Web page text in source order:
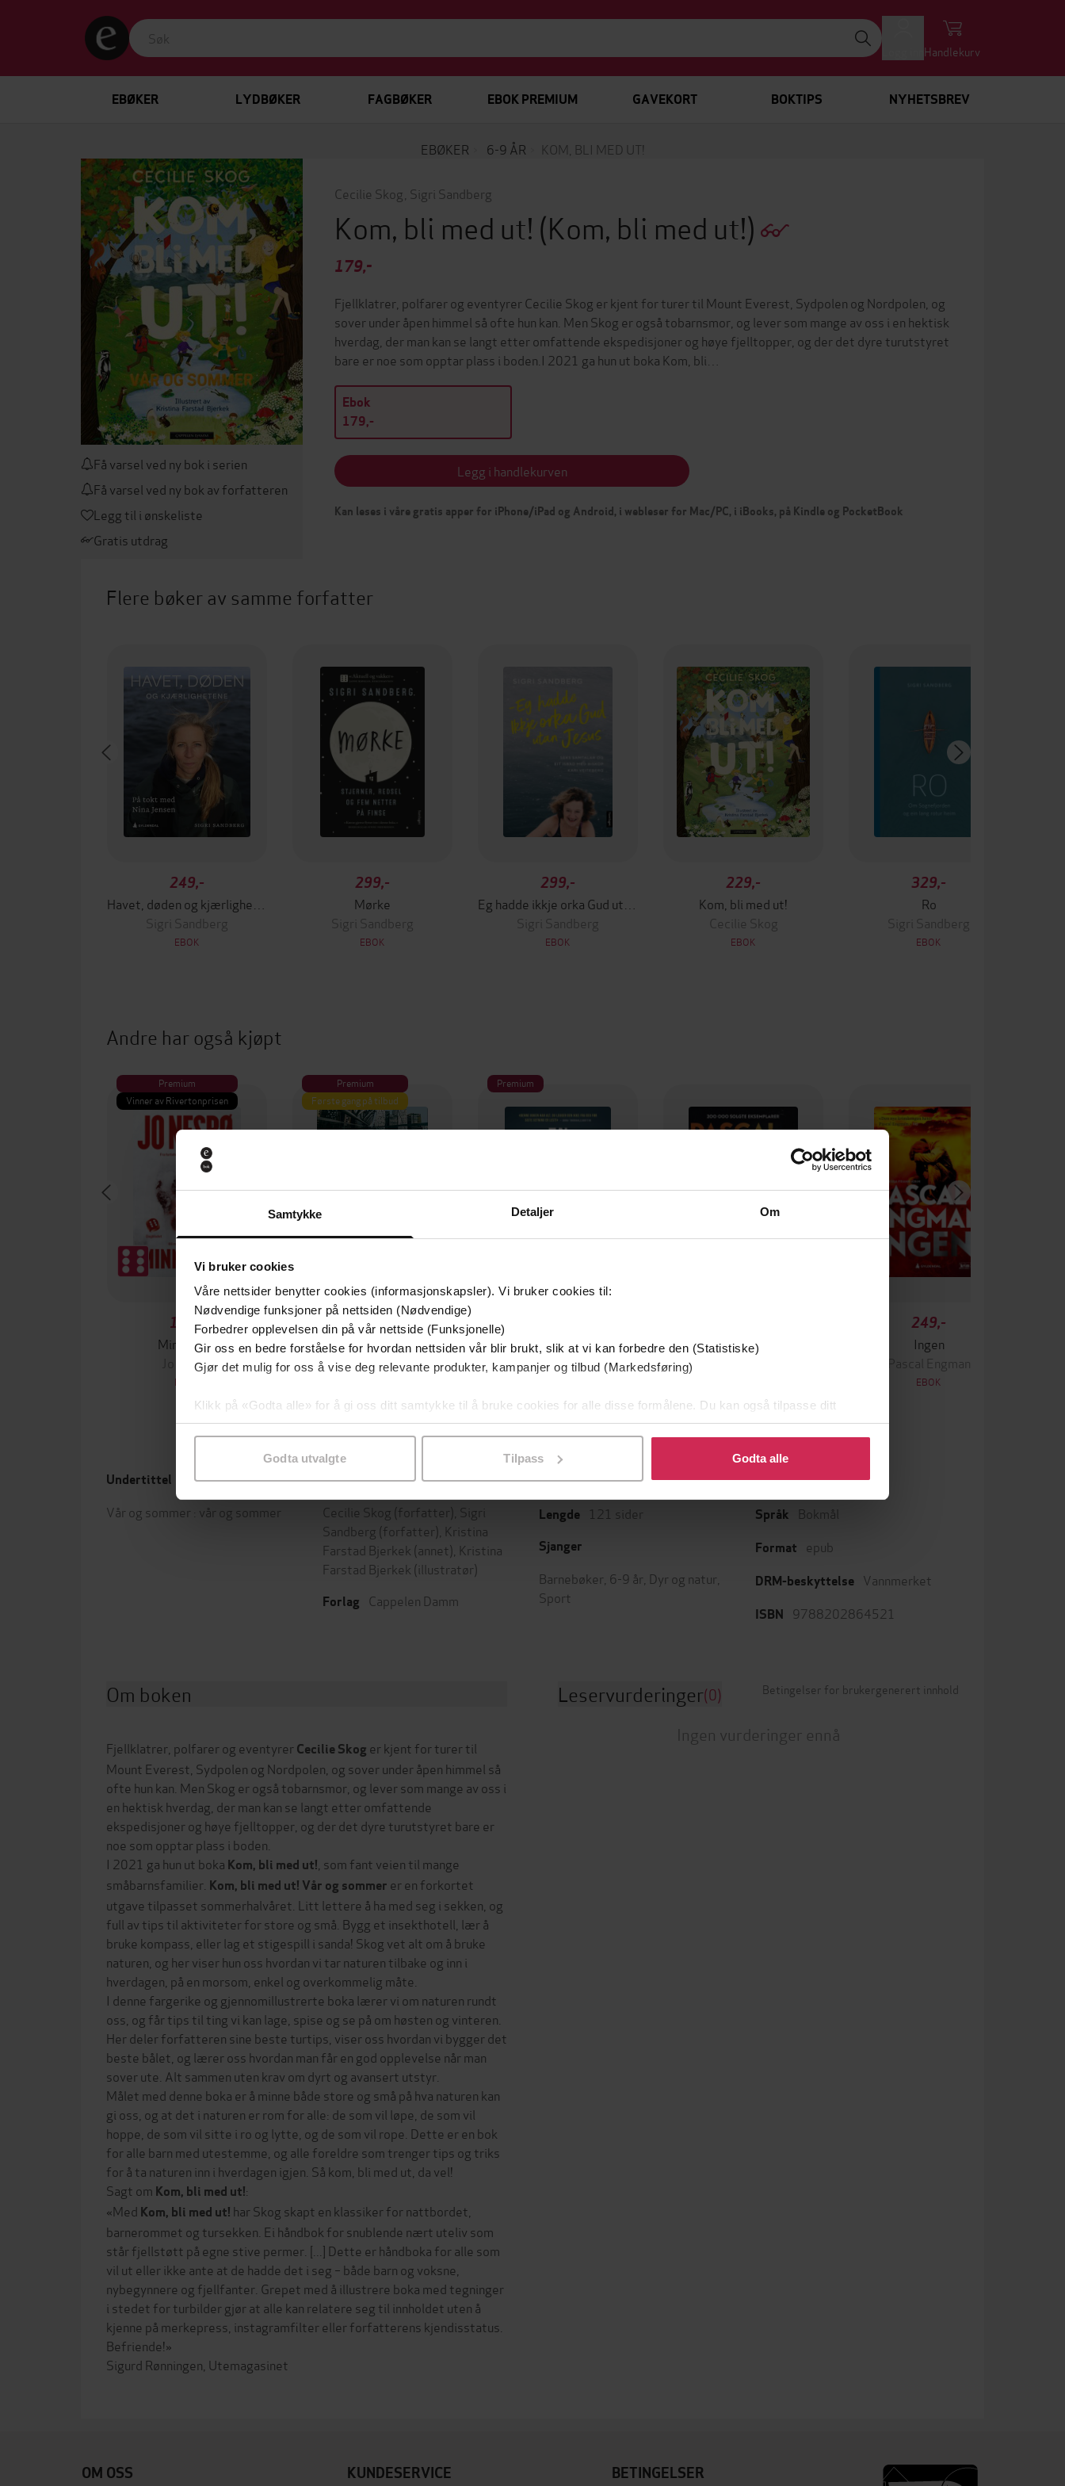
Samtykke Detaljer Om
Vi bruker cookies
Våre nettsider benytter cookies (informasjonskapsler). Vi bruker cookies til:
Nødvendige funksjoner på nettsiden (Nødvendige)
Forbedrer opplevelsen din på vår nettside (Funksjonelle)
Gir oss en bedre forståelse for hvordan nettsiden vår blir brukt, slik at vi kan forbedre den (Statistiske)
Gjør det mulig for oss å vise deg relevante produkter, kampanjer og tilbud (Markedsføring)
Klikk på «Godta alle» for å gi oss ditt samtykke til å bruke cookies for alle disse formålene. Du kan også tilpasse ditt
samtykke til spesifikke formål ved å klikke på «Tilpass». Du kan når som helst trekke tilbake eller endre ditt samtykke.
Godta utvalgte Tilpass Godta alle
Handlekurv
EBØKER LYDBØKER FAGBØKER EBOK PREMIUM GAVEKORT BOKTIPS NYHETSBREV
EBØKER 6-9 ÅR KOM, BLI MED UT!
Få varsel ved ny bok i serien
Få varsel ved ny bok av forfatteren
Legg til i ønskeliste
Gratis utdrag
Cecilie Skog Sigri Sandberg
Kom, bli med ut! (Kom, bli med ut!)
179,-
Fjellklatrer, polfarer og eventyrer Cecilie Skog er kjent for turer til Mount Everest, Sydpolen og Nordpolen, og
sover under åpen himmel så ofte hun kan. Men Skog er også tobarnsmor, og lever som mange av oss i en hektisk
hverdag, der man kan se langt etter omfattende ekspedisjoner og høye fjelltopper, og der det dyre turutstyret
bare er noe som opptar plass i boden.I 2021 ga hun ut boka Kom, bli…
Ebok
179,-
Legg i handlekurven
Kan leses i våre gratis apper for iPhone/iPad og Android, i webleser for Mac/PC, i iBooks, på Kindle og PocketBook
Flere bøker av samme forfatter
249,-
Sigri Sandberg
EBOK
299,-
Mørke
Sigri Sandberg
EBOK
299,-
Sigri Sandberg
EBOK
229,-
Kom, bli med ut!
Cecilie Skog
EBOK
329,-
Ro
Sigri Sandberg
EBOK
Andre har også kjøpt
Premium
Vinner av Rivertonprisen
199,-
Minnesota
Jo Nesbø
EBOK
Premium
Første gang på tilbud
349,-
Utskudd
Jørn Lier Horst
Premium
En lykkelig familie
Stian Hjelvin Andersen
Krigen
249,-
Ingen
Pascal Engman
EBOK
Undertittel
Vår og sommer : vår og sommer
Forfattere
Cecilie Skog (forfatter), Sigri
Sandberg (forfatter), Kristina
Farstad Bjerkek (annet), Kristina
Farstad Bjerkek (illustratør)
Forlag Cappelen Damm
Utgitt 27.03.2025
Lengde 121 sider
Sjanger
Barnebøker 6-9 år Dyr og natur
Sport
Serie Kom, bli med ut!
Språk Bokmål
Format epub
DRM-beskyttelse Vannmerket
ISBN 9788202864521
Om boken
Fjellklatrer, polfarer og eventyrerCecilie Skog er kjent for turer til
Mount Everest, Sydpolen og Nordpolen, og sover under åpen himmel så
ofte hun kan. Men Skog er også tobarnsmor, og lever som mange av oss i
en hektisk hverdag, der man kan se langt etter omfattende
ekspedisjoner og høye fjelltopper, og der det dyre turutstyret bare er
noe som opptar plass i boden.
I 2021 ga hun ut boka Kom, bli med ut! , som fant veien til mange
småbarnsfamilier. Kom, bli med ut! Vår og sommer er en forkortet
utgave tilpasset sommerhalvåret. Litt lettere å ha med seg i sekken, og
full av tips til aktiviteter for store og små. Bygg et insekthotell, lær å
bruke kompass, eller lag et stigespill i sanda! Skog vet alt om å bruke
naturen, og her viser hun oss hvordan vi tar naturen tilbake og inn i
hverdagen, på en morsom, enkel og overkommelig måte.
I denne fargerike og gjennomillustrerte boka lærer vi om naturen rundt
oss, og får tips til ting vi kan lage, spise og se på om høsten og vinteren.
Her deler forfatteren sine beste turtips, viser oss hvordan vi bygger det
beste bålet, og lærer oss hvordan man får en god opplevelse når man
sover ute. Alt sammen uten krav om dyrt og avansert utstyr.
Målet med denne boka er å minne både store og små på hva naturen kan
gi oss, og at det i naturen er rom for alle: de som vil løpe, de som vil
hoppe, de som vil sitte i ro og lytte, og de som vil rope. Dette er en bok
for alle barn med utestemme, og alle foreldre som trenger tips og triks
for å ta naturen inn i hverdagen igjen. Så kom, bli med ut, da vel!
Sagt om Kom, bli med ut!:
«Med Kom, bli med ut! har Skog skapt en klassiker for nattbordet,
barnerommet og tursekken. Ei håndbok for snublende nært uteliv som
står fjellstøtt på egne stive permer. [...] Dette er håndboka for alle som
vil ut eller ikke ante at de hadde det i seg – både barn og voksne,
nybegynnere og fjellfanter. Grepet med å illustrere boka med tegninger
i stedet for turbilder gjør at alle kan relatere seg til innholdet uten å
kjenne på merkepress, instagramfilter eller forfatterens kjendisstatus.
Befriende!»
Sigurd Rønningen, Utemagasinet
Leservurderinger(0) Betingelser for brukergenerert innhold
Ingen vurderinger ennå
OM OSS KUNDESERVICE BETINGELSER